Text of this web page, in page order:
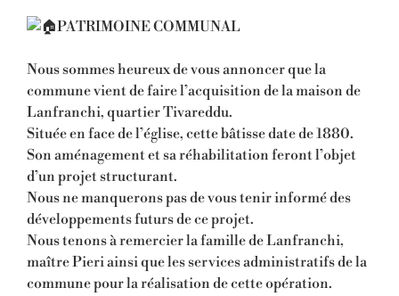
PATRIMOINE COMMUNAL
Nous sommes heureux de vous annoncer que la
commune vient de faire l’acquisition de la maison de
Lanfranchi, quartier Tivareddu.
Située en face de l’église, cette bâtisse date de 1880.
Son aménagement et sa réhabilitation feront l’objet
d’un projet structurant.
Nous ne manquerons pas de vous tenir informé des
développements futurs de ce projet.
Nous tenons à remercier la famille de Lanfranchi,
maître Pieri ainsi que les services administratifs de la
commune pour la réalisation de cette opération.